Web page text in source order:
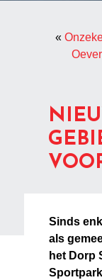
«
Sinds
als
het Dorp